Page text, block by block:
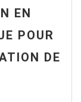
EN
POUR
DE